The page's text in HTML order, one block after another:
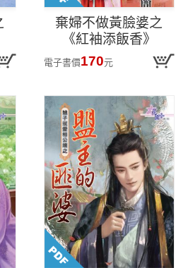
棄婦不做黃臉婆之
《紅袖添飯香》
電子書價170元